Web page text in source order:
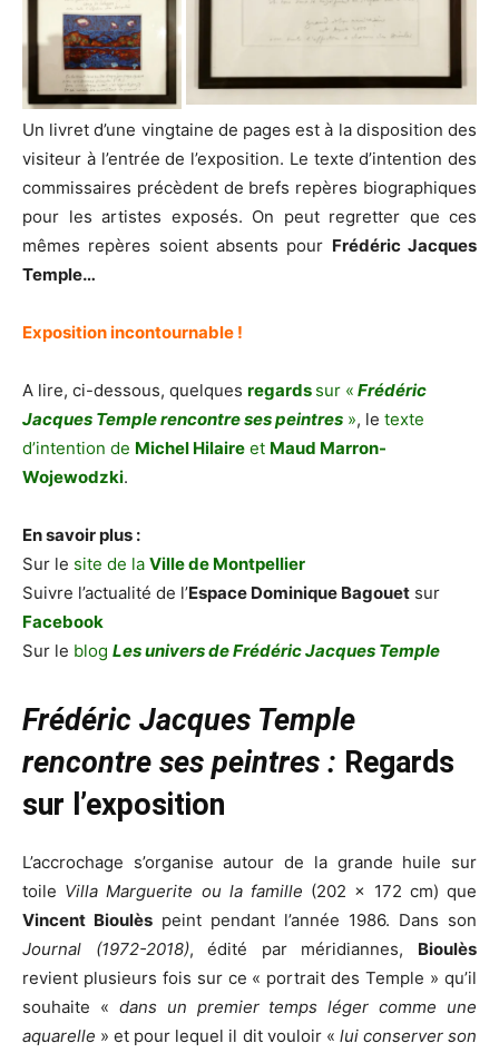
Un livret d’une vingtaine de pages est à la disposition des
visiteur à l’entrée de l’exposition. Le texte d’intention des
commissaires précèdent de brefs repères biographiques
pour les artistes exposés. On peut regretter que ces
mêmes repères soient absents pour Frédéric Jacques
Temple…
Exposition incontournable !
A lire, ci-dessous, quelques regards sur « Frédéric
Jacques Temple rencontre ses peintres », le texte
d’intention de Michel Hilaire et Maud Marron-
Wojewodzki.
En savoir plus :
Sur le site de la Ville de Montpellier
Suivre l’actualité de l’Espace Dominique Bagouet sur
Facebook
Sur le blog Les univers de Frédéric Jacques Temple
Frédéric Jacques Temple
rencontre ses peintres : Regards
sur l’exposition
L’accrochage s’organise autour de la grande huile sur
toile Villa Marguerite ou la famille (202 x 172 cm) que
Vincent Bioulès peint pendant l’année 1986. Dans son
Journal (1972-2018), édité par méridiannes, Bioulès
revient plusieurs fois sur ce « portrait des Temple » qu’il
souhaite « dans un premier temps léger comme une
aquarelle » et pour lequel il dit vouloir « lui conserver son